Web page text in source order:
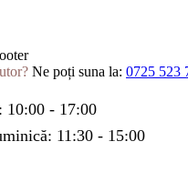
Ne poți suna la: 0725 523
- 17:00
11:30 - 15:00